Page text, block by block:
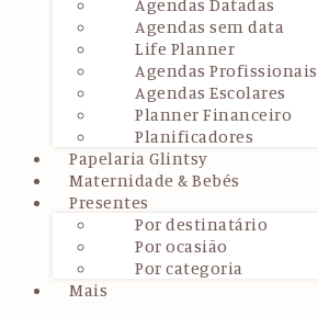
Agendas sem data
Life Planner
Agendas Profissionais
Agendas Escolares
Planner Financeiro
Planificadores
Papelaria Glintsy
Maternidade & Bebés
Presentes
Por destinatário
Por ocasião
Por categoria
Mais